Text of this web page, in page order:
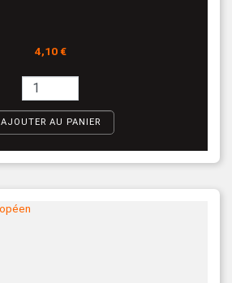
Prix
4,10 €
AJOUTER AU PANIER